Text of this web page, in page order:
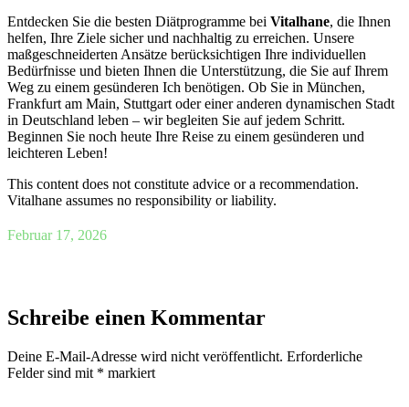
Entdecken Sie die besten Diätprogramme bei Vitalhane, die Ihnen
helfen, Ihre Ziele sicher und nachhaltig zu erreichen. Unsere
maßgeschneiderten Ansätze berücksichtigen Ihre individuellen
Bedürfnisse und bieten Ihnen die Unterstützung, die Sie auf Ihrem
Weg zu einem gesünderen Ich benötigen. Ob Sie in München,
Frankfurt am Main, Stuttgart oder einer anderen dynamischen Stadt
in Deutschland leben – wir begleiten Sie auf jedem Schritt.
Beginnen Sie noch heute Ihre Reise zu einem gesünderen und
leichteren Leben!
This content does not constitute advice or a recommendation.
Vitalhane assumes no responsibility or liability.
Februar 17, 2026
Schreibe einen Kommentar
Deine E-Mail-Adresse wird nicht veröffentlicht. Erforderliche
Felder sind mit * markiert